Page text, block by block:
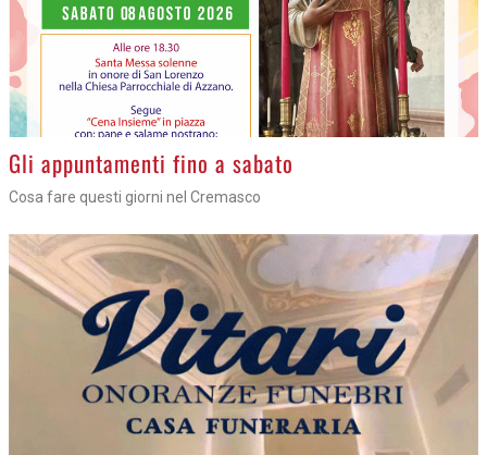
Gli appuntamenti fino a sabato
Cosa fare questi giorni nel Cremasco